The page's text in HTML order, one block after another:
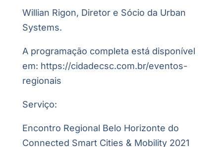
Willian Rigon, Diretor e Sócio da Urban
Systems.
A programação completa está disponível
em: https://cidadecsc.com.br/eventos-
regionais
Serviço:
Encontro Regional Belo Horizonte do
Connected Smart Cities & Mobility 2021